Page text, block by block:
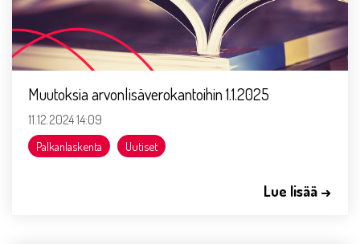
Muutoksia arvonlisäverokantoihin 1.1.2025
11.12.2024 14:09
Palkanlaskenta Uutiset
Lue lisää →